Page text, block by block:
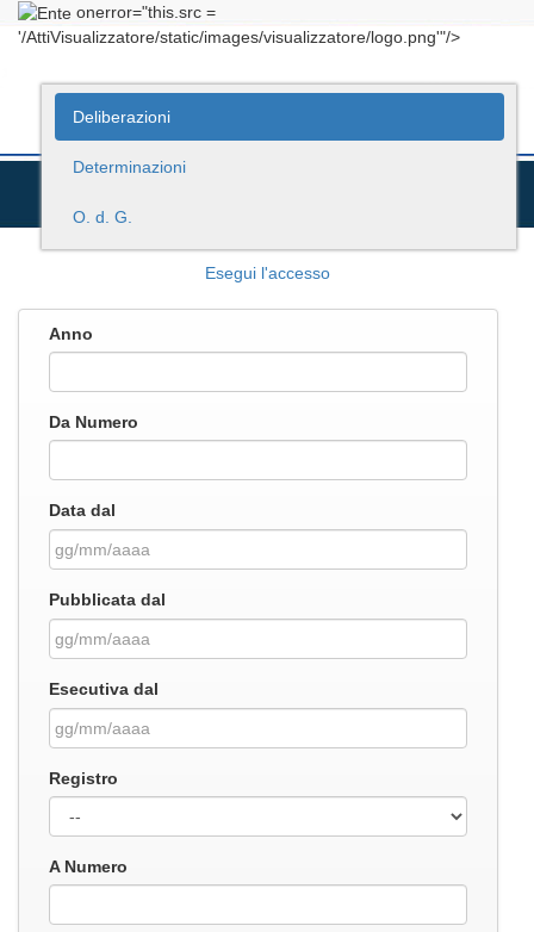
onerror="this.src =
'/AttiVisualizzatore/static/images/visualizzatore/logo.png'"/>
Deliberazioni
Determinazioni
O. d. G.
Esegui l'accesso
Anno
Da Numero
Data dal
Pubblicata dal
Esecutiva dal
Registro
A Numero